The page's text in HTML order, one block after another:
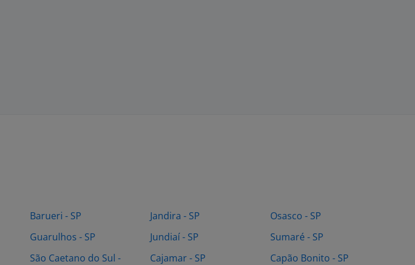
Barueri - SP
Guarulhos - SP
São Caetano do Sul -
Jandira - SP
Jundiaí - SP
Cajamar - SP
Osasco - SP
Sumaré - SP
Capão Bonito - SP